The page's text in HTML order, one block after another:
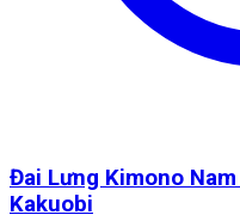
Đai Lưng Kimono
Kakuobi